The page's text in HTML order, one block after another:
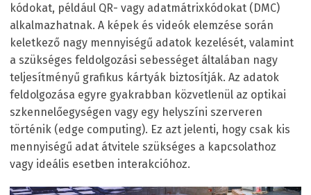
kódokat, például QR- vagy adatmátrixkódokat (DMC)
alkalmazhatnak. A képek és videók elemzése során
keletkező nagy mennyiségű adatok kezelését, valamint
a szükséges feldolgozási sebességet általában nagy
teljesítményű grafikus kártyák biztosítják. Az adatok
feldolgozása egyre gyakrabban közvetlenül az optikai
szkennelőegységen vagy egy helyszíni szerveren
történik (edge computing). Ez azt jelenti, hogy csak kis
mennyiségű adat átvitele szükséges a kapcsolathoz
vagy ideális esetben interakcióhoz.